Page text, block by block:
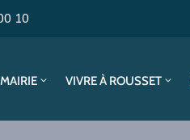
10
VIVRE À ROUSSET